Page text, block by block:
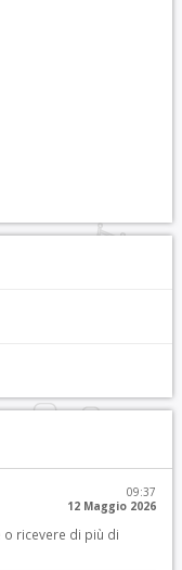
09:37
12 Maggio 2026
o ricevere di più di